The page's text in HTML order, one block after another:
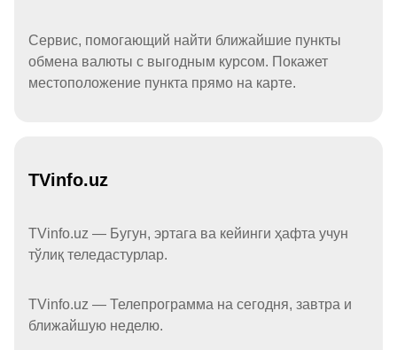
Сервис, помогающий найти ближайшие пункты
обмена валюты с выгодным курсом. Покажет
местоположение пункта прямо на карте.
TVinfo.uz
TVinfo.uz — Бугун, эртага ва кейинги ҳафта учун
тўлиқ теледастурлар.
TVinfo.uz — Телепрограмма на сегодня, завтра и
ближайшую неделю.